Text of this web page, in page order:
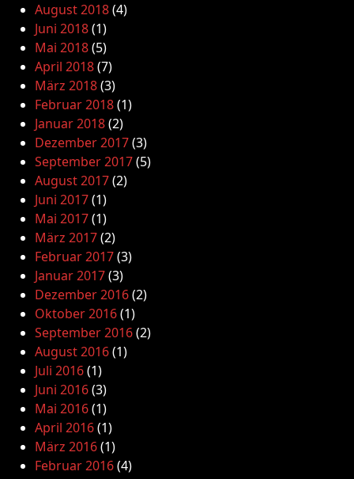
August 2018(4)
Juni 2018(1)
Mai 2018(5)
April 2018(7)
März 2018(3)
Februar 2018(1)
Januar 2018(2)
Dezember 2017(3)
September 2017(5)
August 2017(2)
Juni 2017(1)
Mai 2017(1)
März 2017(2)
Februar 2017(3)
Januar 2017(3)
Dezember 2016(2)
Oktober 2016(1)
September 2016(2)
August 2016(1)
Juli 2016(1)
Juni 2016(3)
Mai 2016(1)
April 2016(1)
März 2016(1)
Februar 2016(4)